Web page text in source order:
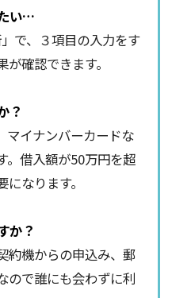
い…
で、３項目の入力をす
確認できます。
？
マイナンバーカードな
。借入額が50万円を超
なります。
か？
約機からの申込み、郵
ので誰にも会わずに利